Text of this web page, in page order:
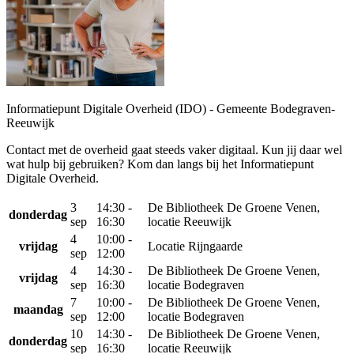
Informatiepunt Digitale Overheid (IDO) - Gemeente Bodegraven-
Reeuwijk
Contact met de overheid gaat steeds vaker digitaal. Kun jij daar wel
wat hulp bij gebruiken? Kom dan langs bij het Informatiepunt
Digitale Overheid.
donderdag
3
sep
14:30 -
16:30
De Bibliotheek De Groene Venen,
locatie Reeuwijk
vrijdag
4
sep
10:00 -
12:00
Locatie Rijngaarde
vrijdag
4
sep
14:30 -
16:30
De Bibliotheek De Groene Venen,
locatie Bodegraven
maandag
7
sep
10:00 -
12:00
De Bibliotheek De Groene Venen,
locatie Bodegraven
donderdag
10
sep
14:30 -
16:30
De Bibliotheek De Groene Venen,
locatie Reeuwijk